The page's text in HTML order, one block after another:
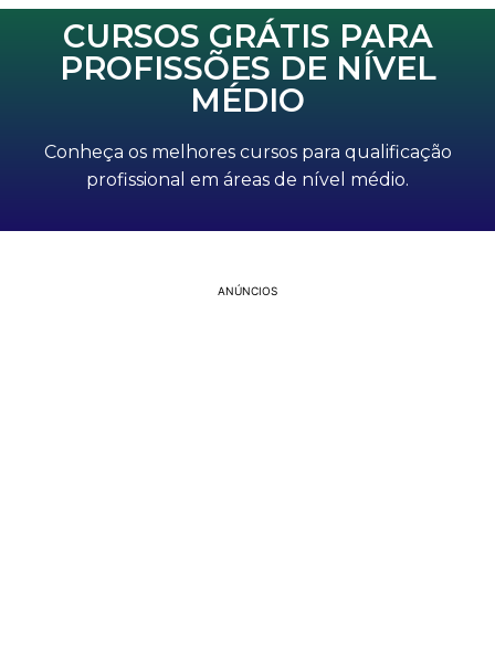
CURSOS GRÁTIS PARA
PROFISSÕES DE NÍVEL
MÉDIO
Conheça os melhores cursos para qualificação
profissional em áreas de nível médio.
ANÚNCIOS